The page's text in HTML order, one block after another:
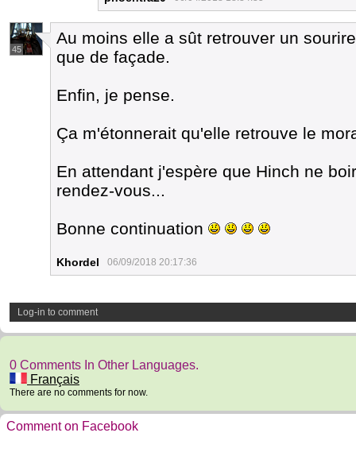
45
Au moins elle a sût retrouver un
que de façade.
Enfin, je pense.
Ça m'étonnerait qu'elle retrouve le
En attendant j'espère que Hinch ne
rendez-vous...
Bonne continuation
Khordel 06/09/2018 20:17:36
Log-in to comment
0 Comments In Other Languages.
Français
There are no comments for now.
Comment on Facebook